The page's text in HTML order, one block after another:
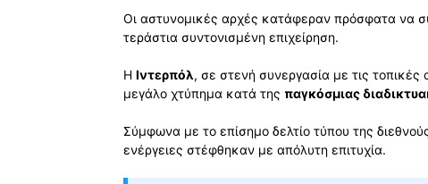
Οι αστυνομικές αρχές κατάφεραν πρόσφατα να
τεράστια συντονισμένη επιχείρηση.
Η Ιντερπόλ, σε στενή συνεργασία με τις
μεγάλο χτύπημα κατά της παγκόσμιας
Σύμφωνα με το επίσημο δελτίο τύπου της
ενέργειες στέφθηκαν με απόλυτη επιτυχία.